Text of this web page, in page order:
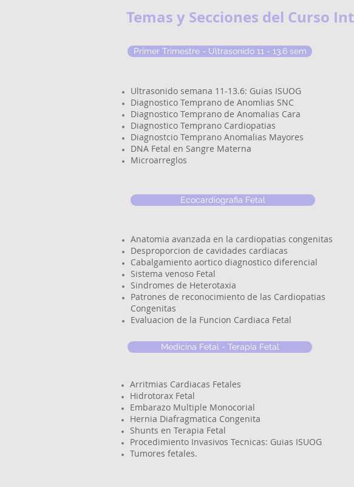
Temas y Secciones del Curso
Primer Trimestre - Ultrasonido 11 - 13.6 sem
Ultrasonido semana 11-13.6: Guias ISUOG
Diagnostico Temprano de Anomlias SNC
Diagnostico Temprano de Anomalias Cara
Diagnostico Temprano Cardiopatias
Diagnostcio Temprano Anomalias Mayores
DNA Fetal en Sangre Materna
Microarreglos
Ecocardiografia Fetal
Anatomia avanzada en la cardiopatias congenitas
Desproporcion de cavidades cardiacas
Cabalgamiento aortico diagnostico diferencial
Sistema venoso Fetal
Sindromes de Heterotaxia
Patrones de reconocimiento de las Cardiopatias
Congenitas
Evaluacion de la Funcion Cardiaca Fetal
Medicina Fetal - Terapia Fetal
Arritmias Cardiacas Fetales
Hidrotorax Fetal
Embarazo Multiple Monocorial
Hernia Diafragmatica Congenita
Shunts en Terapia Fetal
Procedimiento Invasivos Tecnicas: Guias ISUOG
Tumores fetales.